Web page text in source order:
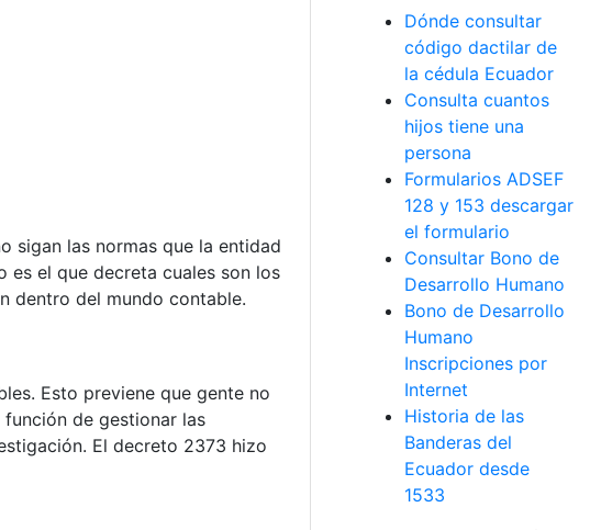
sigan las normas que la entidad
es el que decreta cuales son los
dentro del mundo contable.
Esto previene que gente no
de gestionar las
El decreto 2373 hizo
Dónde consultar
código dactilar de
la cédula Ecuador
Consulta cuantos
hijos tiene una
persona
Formularios ADSEF
128 y 153 descargar
el formulario
Consultar Bono de
Desarrollo Humano
Bono de Desarrollo
Humano
Inscripciones por
Internet
Historia de las
Banderas del
Ecuador desde
1533